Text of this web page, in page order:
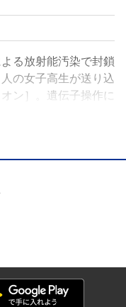
る放射能汚染で封鎖
の女子高生が送り込
ン］。遺伝子操作に
、陸上自衛隊・第三